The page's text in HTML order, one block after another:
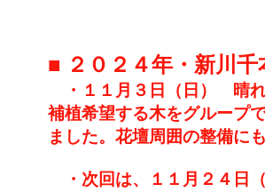
■ ２０２４年・新川
・１１月３日（日） 晴
補植希望する木をグループ
ました。花壇周囲の整備に
・次回は、１１月２４日